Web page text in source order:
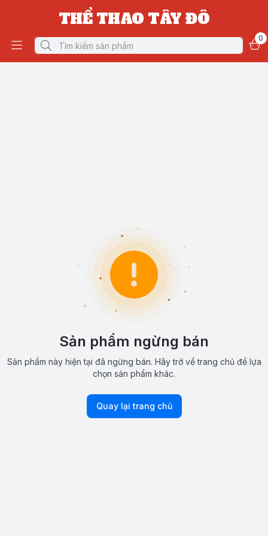
THỂ THAO TÂY ĐÔ
0
Sản phẩm ngừng bán
Sản phẩm này hiện tại đã ngừng bán. Hãy trở về trang chủ để lựa
chọn sản phẩm khác.
Quay lại trang chủ